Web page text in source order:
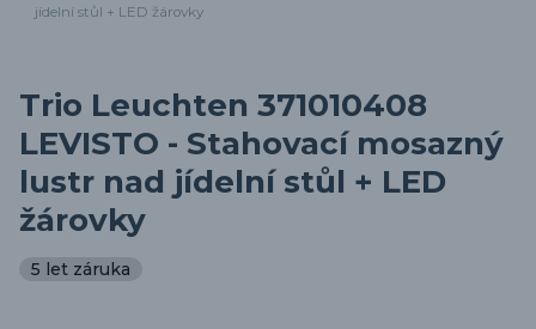
jídelní stůl + LED žárovky
Trio Leuchten 371010408
LEVISTO - Stahovací mosazný
lustr nad jídelní stůl + LED
žárovky
5 let záruka